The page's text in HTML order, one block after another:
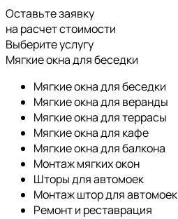
Оставьте заявку
на расчет стоимости
Выберите услугу
Мягкие окна для беседки
Мягкие окна для беседки
Мягкие окна для веранды
Мягкие окна для террасы
Мягкие окна для кафе
Мягкие окна для балкона
Монтаж мягких окон
Шторы для автомоек
Монтаж штор для автомоек
Ремонт и реставрация